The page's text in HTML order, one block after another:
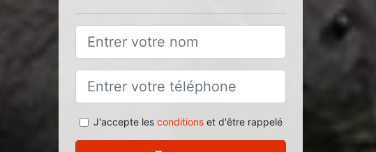
J'accepte les conditionset d'être rappelé